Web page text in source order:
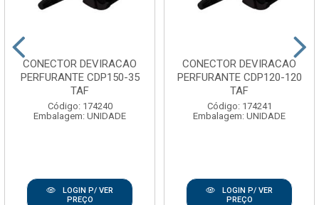
CONECTOR DEVIRACAO
PERFURANTE CDP150-35
TAF
Código: 174240
Embalagem: UNIDADE
LOGIN P/ VER
PREÇO
CONECTOR DEVIRACAO
PERFURANTE CDP120-120
TAF
Código: 174241
Embalagem: UNIDADE
LOGIN P/ VER
PREÇO